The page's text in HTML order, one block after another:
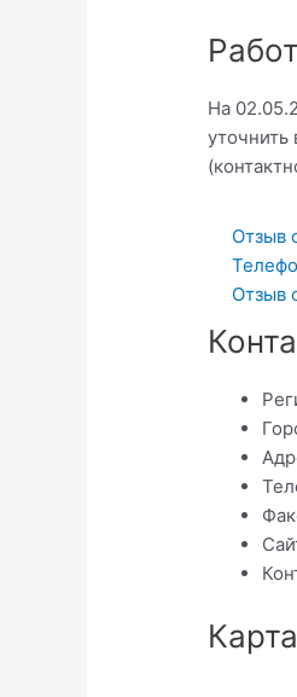
На
Отзыв
Отзыв